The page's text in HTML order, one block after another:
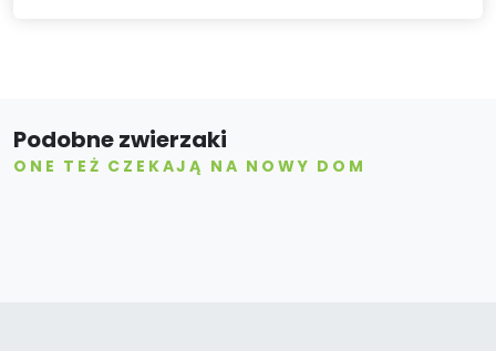
Podobne zwierzaki
ONE TEŻ CZEKAJĄ NA NOWY DOM